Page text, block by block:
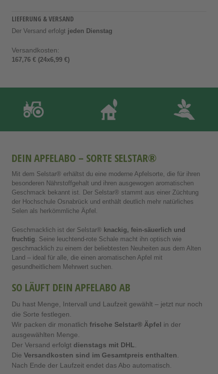
LIEFERUNG & VERSAND
Der Versand erfolgt jeden Dienstag
Versandkosten:
167,76 € (24x6,99 €)
DEIN APFELABO – SORTE SELSTAR®
Mit dem Selstar® erhältst du eine moderne Apfelsorte, die für ihren
besonderen Nährstoffgehalt und ihren ausgewogen aromatischen
Geschmack bekannt ist. Der Selstar® stammt aus einer Züchtung
der Hochschule Osnabrück und enthält deutlich mehr natürliches
Selen als herkömmliche Äpfel.
Geschmacklich ist der Selstar® knackig, fein-säuerlich und
fruchtig. Seine leuchtend-rote Schale macht ihn optisch wie
geschmacklich zu einem der beliebtesten Neuheiten aus dem Alten
Land – ideal für alle, die einen aromatischen Apfel mit
gesundheitlichem Mehrwert suchen.
SO LÄUFT DEIN APFELABO AB
Du hast Menge, Intervall und Laufzeit gewählt – jetzt nur noch
die Sorte festlegen.
Wir packen dir monatlich frische Selstar® Äpfel in der
ausgewählten Menge.
Der Versand erfolgt dienstags mit DHL.
Die Versandkosten sind im Gesamtpreis enthalten.
Nach Ende der Laufzeit endet das Abo automatisch.